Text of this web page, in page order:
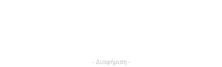
- Διαφήμιση -